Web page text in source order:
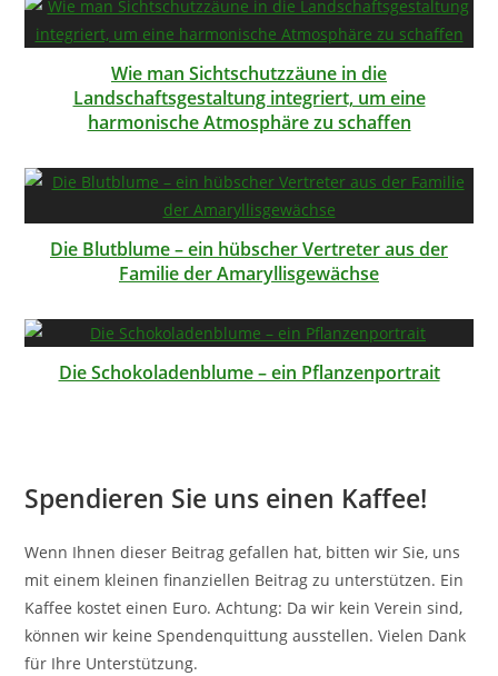
Wie man Sichtschutzzäune in die
Landschaftsgestaltung integriert, um eine
harmonische Atmosphäre zu schaffen
Die Blutblume – ein hübscher Vertreter aus der
Familie der Amaryllisgewächse
Die Schokoladenblume – ein Pflanzenportrait
Spendieren Sie uns einen Kaffee!
Wenn Ihnen dieser Beitrag gefallen hat, bitten wir Sie, uns
mit einem kleinen finanziellen Beitrag zu unterstützen. Ein
Kaffee kostet einen Euro. Achtung: Da wir kein Verein sind,
können wir keine Spendenquittung ausstellen. Vielen Dank
für Ihre Unterstützung.